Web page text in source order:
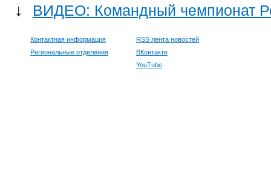
↓ ВИДЕО: Командный чемпионат
Контактная информация
Региональные отделения
RSS лента новостей
ВКонтакте
YouTube